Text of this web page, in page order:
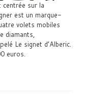
sur la
est un marque-
volets mobiles
diamants,
Le signet d’Alberic.
euros.